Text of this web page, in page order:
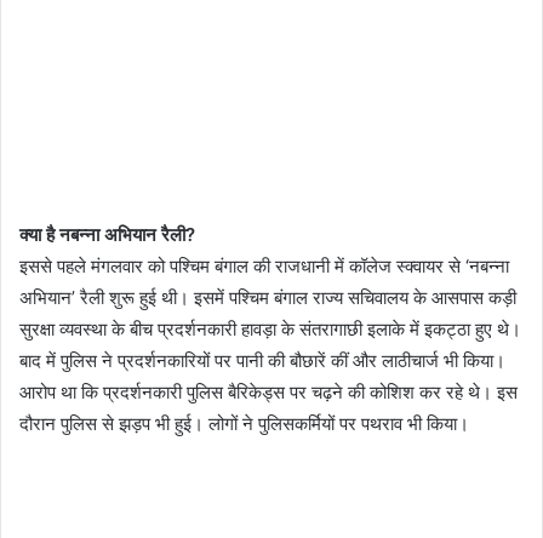
क्या है नबन्ना अभियान रैली?
इससे पहले मंगलवार को पश्चिम बंगाल की राजधानी में कॉलेज स्क्वायर से ‘नबन्ना
अभियान’ रैली शुरू हुई थी। इसमें पश्चिम बंगाल राज्य सचिवालय के आसपास कड़ी
सुरक्षा व्यवस्था के बीच प्रदर्शनकारी हावड़ा के संतरागाछी इलाके में इकट्ठा हुए थे।
बाद में पुलिस ने प्रदर्शनकारियों पर पानी की बौछारें कीं और लाठीचार्ज भी किया।
आरोप था कि प्रदर्शनकारी पुलिस बैरिकेड्स पर चढ़ने की कोशिश कर रहे थे। इस
दौरान पुलिस से झड़प भी हुई। लोगों ने पुलिसकर्मियों पर पथराव भी किया।